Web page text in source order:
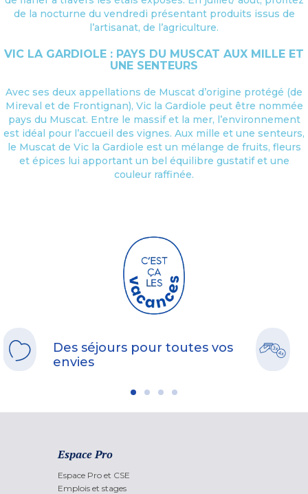
de la nocturne du vendredi présentant produits issus de
l’artisanat, de l’agriculture.
VIC LA GARDIOLE : PAYS DU MUSCAT AUX MILLE ET
UNE SENTEURS
Avec ses deux appellations de Muscat d’origine protégé (de
Mireval et de Frontignan), Vic la Gardiole peut être nommée
pays du Muscat. Entre le massif et la mer, l’environnement
est idéal pour l’accueil des vignes. Aux mille et une senteurs,
le Muscat de Vic la Gardiole est un mélange de fruits, fleurs
et épices lui apportant un bel équilibre gustatif et une
couleur raffinée.
Des séjours pour toutes vos
envies
Espace Pro
Espace Pro et CSE
Emplois et stages